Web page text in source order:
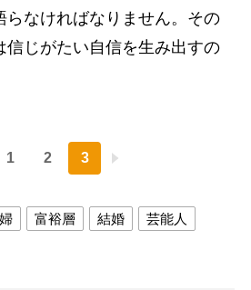
らなければなりません。その
信じがたい自信を生み出すの
1 2 3
富裕層 結婚
芸能人